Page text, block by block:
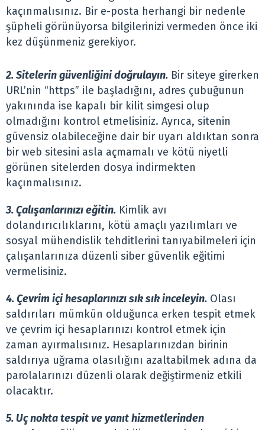
kaçınmalısınız. Bir e-posta herhangi bir nedenle
şüpheli görünüyorsa bilgilerinizi vermeden önce iki
kez düşünmeniz gerekiyor.
2. Sitelerin güvenliğini doğrulayın. Bir siteye girerken
URL’nin “https” ile başladığını, adres çubuğunun
yakınında ise kapalı bir kilit simgesi olup
olmadığını kontrol etmelisiniz. Ayrıca, sitenin
güvensiz olabileceğine dair bir uyarı aldıktan sonra
bir web sitesini asla açmamalı ve kötü niyetli
görünen sitelerden dosya indirmekten
kaçınmalısınız.
3. Çalışanlarınızı eğitin. Kimlik avı
dolandırıcılıklarını, kötü amaçlı yazılımları ve
sosyal mühendislik tehditlerini tanıyabilmeleri için
çalışanlarınıza düzenli siber güvenlik eğitimi
vermelisiniz.
4. Çevrim içi hesaplarınızı sık sık inceleyin. Olası
saldırıları mümkün olduğunca erken tespit etmek
ve çevrim içi hesaplarınızı kontrol etmek için
zaman ayırmalısınız. Hesaplarınızdan birinin
saldırıya uğrama olasılığını azaltabilmek adına da
parolalarınızı düzenli olarak değiştirmeniz etkili
olacaktır.
5. Uç nokta tespit ve yanıt hizmetlerinden